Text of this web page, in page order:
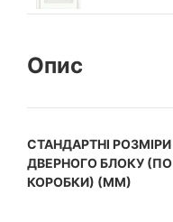
Опис
CТАНДАРТНІ РОЗМІРИ
ДВЕРНОГО БЛОКУ (ПО
КОРОБКИ) (ММ)